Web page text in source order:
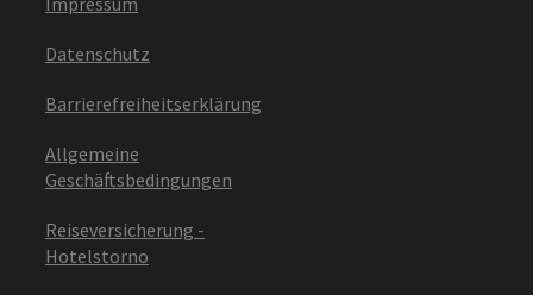
Datenschutz
Barrierefreiheitserklärung
Allgemeine
Geschäftsbedingungen
Reiseversicherung -
Hotelstorno